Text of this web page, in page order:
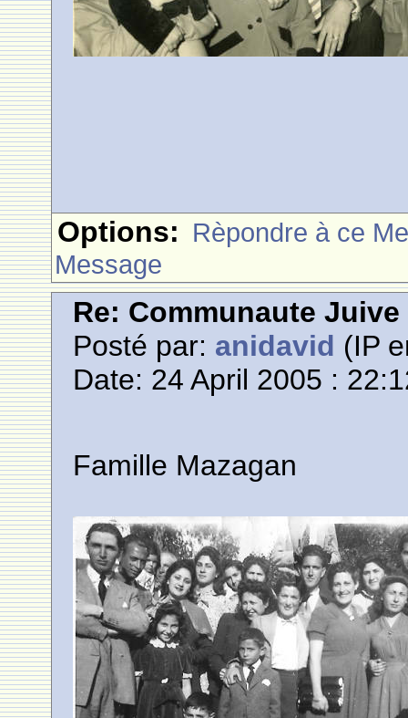
Options: Rèpondre à ce
Message
Re: Communaute
Posté par: anidavid (IP
Date: 24 April 2005 :
Famille Mazagan